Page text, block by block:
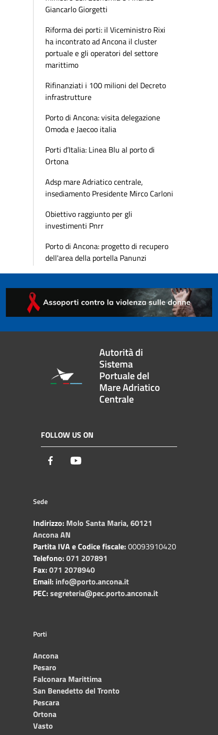
Giancarlo Giorgetti
Riforma dei porti: il Viceministro Rixi
ha incontrato ad Ancona il cluster
portuale e gli operatori del settore
marittimo
Rifinanziati i 100 milioni del Decreto
infrastrutture
Porto di Ancona: visita delegazione
Omoda e Jaecoo italia
Porti d’Italia: Linea Blu al porto di
Ortona
Adsp mare Adriatico centrale,
insediamento Presidente Mirco Carloni
Obiettivo raggiunto per gli
investimenti Pnrr
Porto di Ancona: progetto di recupero
dell'area della portella Panunzi
Autorità di
Sistema
Portuale del
Mare Adriatico
Centrale
FOLLOW US ON
Facebook
Sede
Indirizzo: Molo Santa Maria, 60121
Ancona AN
Partita IVA e Codice fiscale:00093910420
Telefono:071 207891
Fax:071 2078940
Email: info@porto.ancona.it
PEC:segreteria@pec.porto.ancona.it
Porti
Ancona
Pesaro
Falconara Marittima
San Benedetto del Tronto
Pescara
Ortona
Vasto